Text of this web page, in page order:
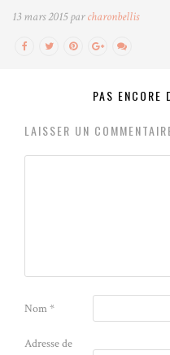
13 mars 2015 parcharonbellis
PAS ENCORE
LAISSER UN
Nom*
Adresse de